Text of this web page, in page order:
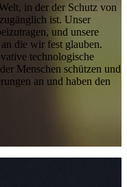
in der der Schutz von
ist. Unser
und unsere
die wir fest glauben.
technologische
Menschen schützen und
an und haben den